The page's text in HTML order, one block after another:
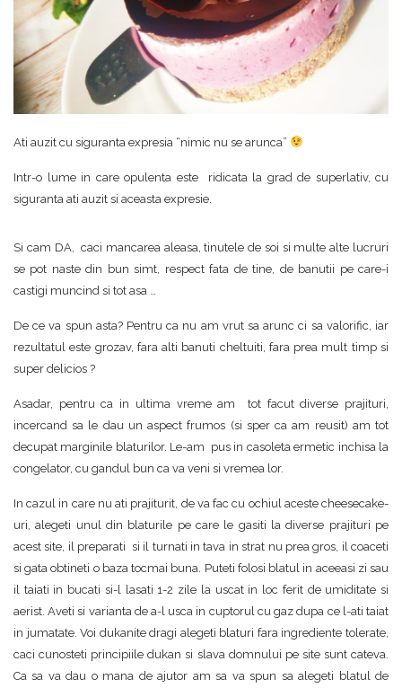
Ati auzit cu siguranta expresia “nimic nu se arunca”
Intr-o lume in care opulenta este ridicata la grad de superlativ, cu
siguranta ati auzit si aceasta expresie.
Si cam DA, caci mancarea aleasa, tinutele de soi si multe alte lucruri
se pot naste din bun simt, respect fata de tine, de banutii pe care-i
castigi muncind si tot asa …
De ce va spun asta? Pentru ca nu am vrut sa arunc ci sa valorific, iar
rezultatul este grozav, fara alti banuti cheltuiti, fara prea mult timp si
super delicios ?
Asadar, pentru ca in ultima vreme am tot facut diverse prajituri,
incercand sa le dau un aspect frumos (si sper ca am reusit) am tot
decupat marginile blaturilor. Le-am pus in casoleta ermetic inchisa la
congelator, cu gandul bun ca va veni si vremea lor.
In cazul in care nu ati prajiturit, de va fac cu ochiul aceste cheesecake-
uri, alegeti unul din blaturile pe care le gasiti la diverse prajituri pe
acest site, il preparati si il turnati in tava in strat nu prea gros, il coaceti
si gata obtineti o baza tocmai buna. Puteti folosi blatul in aceeasi zi sau
il taiati in bucati si-l lasati 1-2 zile la uscat in loc ferit de umiditate si
aerist. Aveti si varianta de a-l usca in cuptorul cu gaz dupa ce l-ati taiat
in jumatate. Voi dukanite dragi alegeti blaturi fara ingrediente tolerate,
caci cunosteti principiile dukan si slava domnului pe site sunt cateva.
Ca sa va dau o mana de ajutor am sa va spun sa alegeti blatul de